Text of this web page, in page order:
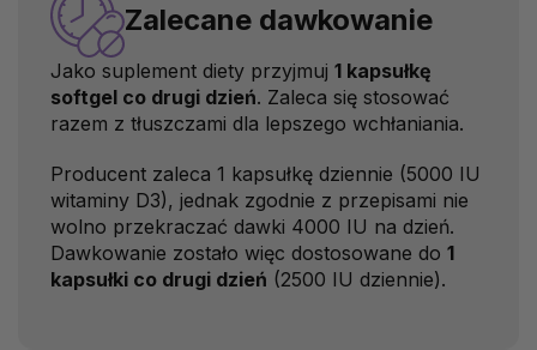
Zalecane dawkowanie
Jako suplement diety przyjmuj 1 kapsułkę
softgel co drugi dzień. Zaleca się stosować
razem z tłuszczami dla lepszego wchłaniania.
Producent zaleca 1 kapsułkę dziennie (5000 IU
witaminy D3), jednak zgodnie z przepisami nie
wolno przekraczać dawki 4000 IU na dzień.
Dawkowanie zostało więc dostosowane do 1
kapsułki co drugi dzień (2500 IU dziennie).